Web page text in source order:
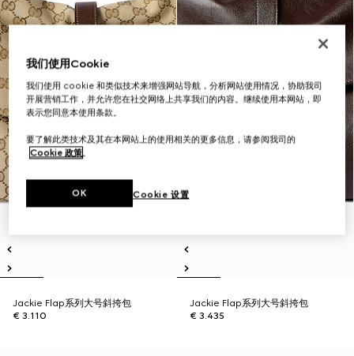
Jackie Flap系列大号斜挎包
€ 3.110
Jackie Flap系列大号斜挎包
€ 3.435
我们使用Cookie
我们使用 cookie 和类似技术来增强网站导航，分析网站使用情况，协助我司
开展营销工作，并允许您在社交网络上共享我们的内容。继续使用本网站，即
表示您同意本使用条款。
要了解此类技术及其在本网站上的使用相关的更多信息，请参阅我司的
Cookie 政策。
Cookie 设置
OK